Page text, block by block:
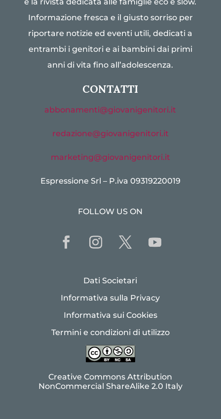
Informazione fresca e il giusto sorriso per
riportare notizie ed eventi utili, dedicati a
entrambi i genitori e ai bambini dai primi
anni di vita fino all’adolescenza.
CONTATTI
abbonamenti@giovanigenitori.it
redazione@giovanigenitori.it
marketing@giovanigenitori.it
Espressione Srl – P.iva 09319220019
FOLLOW US ON
Dati Societari
Informativa sulla Privacy
Informativa sui Cookies
Termini e condizioni di utilizzo
Creative Commons Attribution
NonCommercial ShareAlike 2.0 Italy